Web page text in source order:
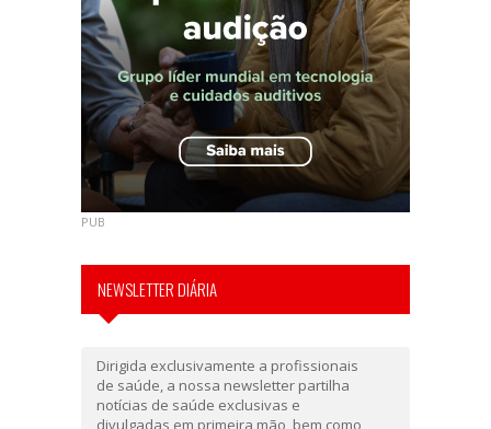
PUB
NEWSLETTER DIÁRIA
Dirigida exclusivamente a profissionais
de saúde, a nossa newsletter partilha
notícias de saúde exclusivas e
divulgadas em primeira mão, bem como